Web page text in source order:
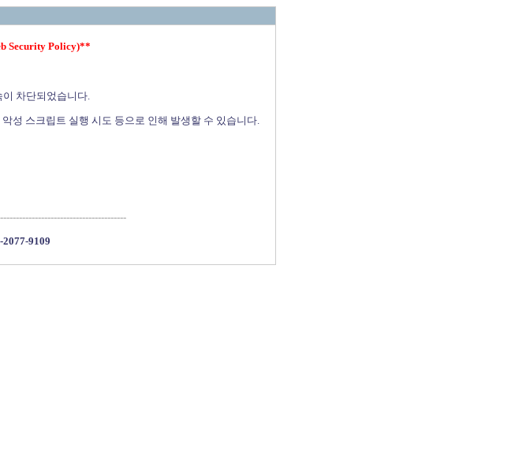
Security Policy)**
차단되었습니다.
성 스크립트 실행 시도 등으로 인해 발생할 수 있습니다.
2077-9109